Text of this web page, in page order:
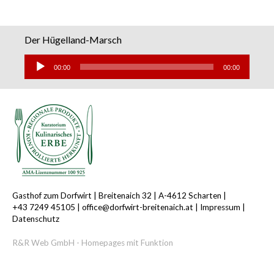
Der Hügelland-Marsch
Audio-
Player
00:00 00:00
Gasthof zum Dorfwirt | Breitenaich 32 | A-4612 Scharten |
+43 7249 45105
office@dorfwirt-breitenaich.at Impressum
Datenschutz
R&R Web GmbH - Homepages mit Funktion